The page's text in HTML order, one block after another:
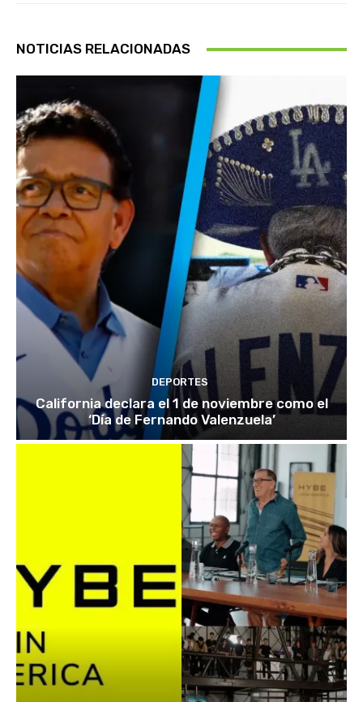
NOTICIAS RELACIONADAS
DEPORTES
California declara el 1 de noviembre como el
‘Día de Fernando Valenzuela’